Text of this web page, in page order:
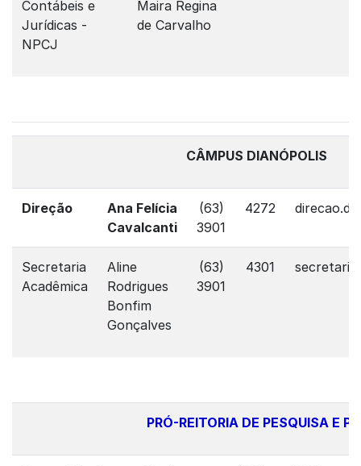
Contábeis e
Jurídicas -
NPCJ
Maira Regina
de Carvalho
CÂMPUS DIANÓPOLIS
Direção
Ana Felícia
Cavalcanti
(63)
3901
4272
Secretaria
Acadêmica
Aline
Rodrigues
Bonfim
Gonçalves
(63)
3901
4301
PRÓ-REITORIA DE PESQUISA E